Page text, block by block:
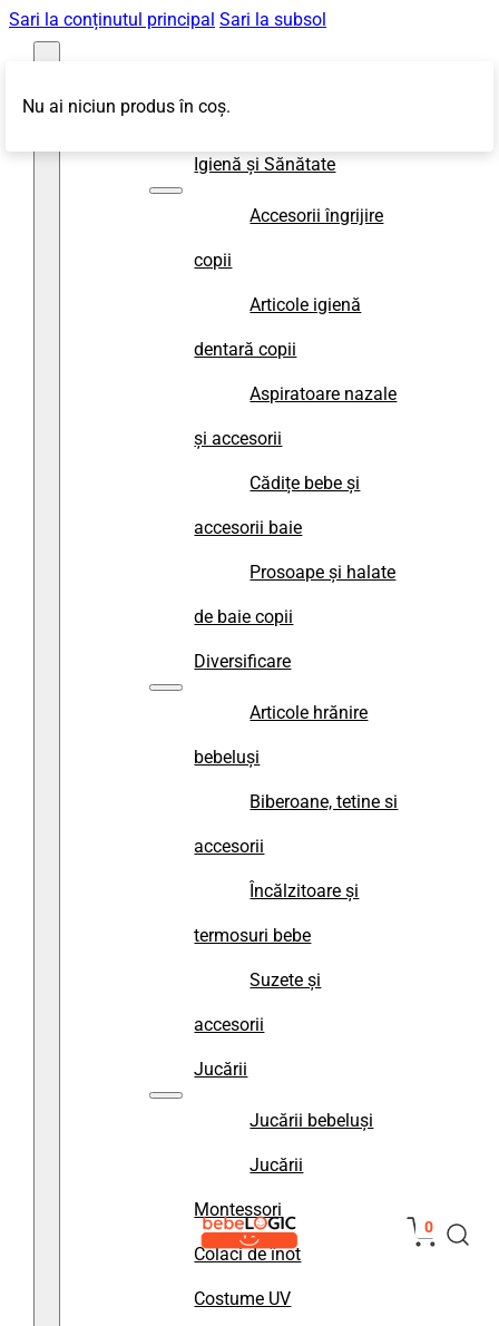
Sari la conținutul principal Sari la subsol
Igienă și Sănătate
Accesorii îngrijire
copii
Articole igienă
dentară copii
Aspiratoare nazale
și accesorii
Cădițe bebe și
accesorii baie
Prosoape și halate
de baie copii
Diversificare
Articole hrănire
bebeluși
Biberoane, tetine si
accesorii
Încălzitoare și
termosuri bebe
Suzete și
accesorii
Jucării
Jucării bebeluși
Jucării
Montessori
Colaci de înot
Costume UV
0
Nu ai niciun produs în coș.